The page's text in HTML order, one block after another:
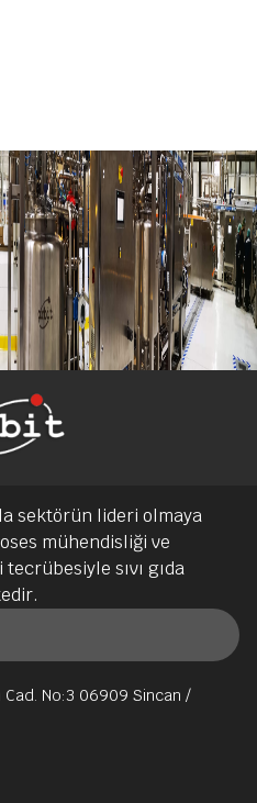
sektörün lideri olmaya
mühendisliği ve
sıvı gıda
Cad. No:3 06909 Sincan /